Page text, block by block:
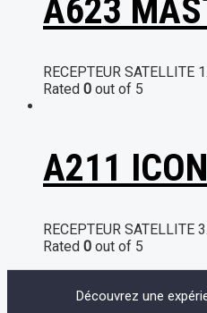
A623
RECEPTEUR SATELLITE
Rated 0 out of 5
A211
RECEPTEUR SATELLITE
Rated 0 out of 5
Découvrez une